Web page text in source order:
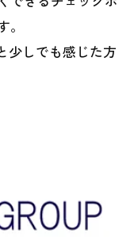
少しでも感じた方